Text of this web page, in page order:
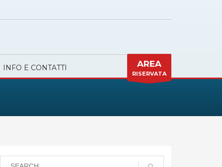
INFO E CONTATTI AREA
RISERVATA